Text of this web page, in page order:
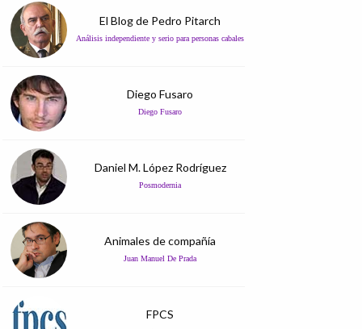
El Blog de Pedro Pitarch
Análisis independiente y serio para personas cabales
Diego Fusaro
Diego Fusaro
Daniel M. López Rodríguez
Posmodernia
Animales de compañía
Juan Manuel De Prada
FPCS